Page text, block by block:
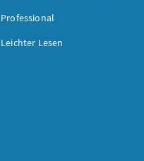
Professional
Leichter Lesen